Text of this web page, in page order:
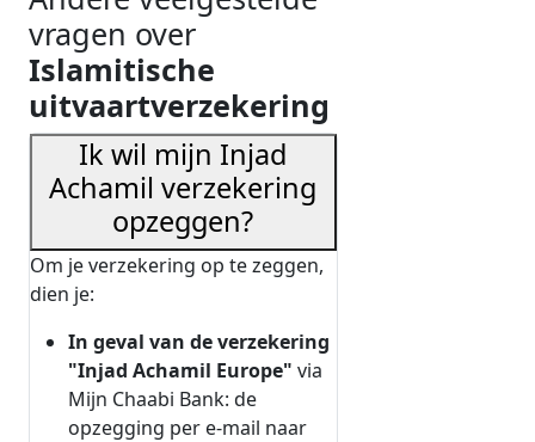
vragen over
Islamitische
uitvaartverzekering
Ik wil mijn Injad
Achamil verzekering
opzeggen?
Om je verzekering op te zeggen,
dien je:
In geval van de verzekering
"Injad Achamil Europe" via
Mijn Chaabi Bank: de
opzegging per e-mail naar